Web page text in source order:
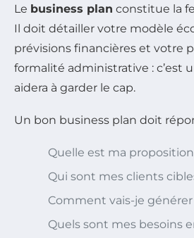
Le business plan constitue la
Il doit détailler votre modèle
prévisions financières et votre
formalité administrative : c’est
aidera à garder le cap.
Un bon business plan doit
Quelle est ma
Qui sont mes clients
Comment vais-je
Quels sont mes besoins